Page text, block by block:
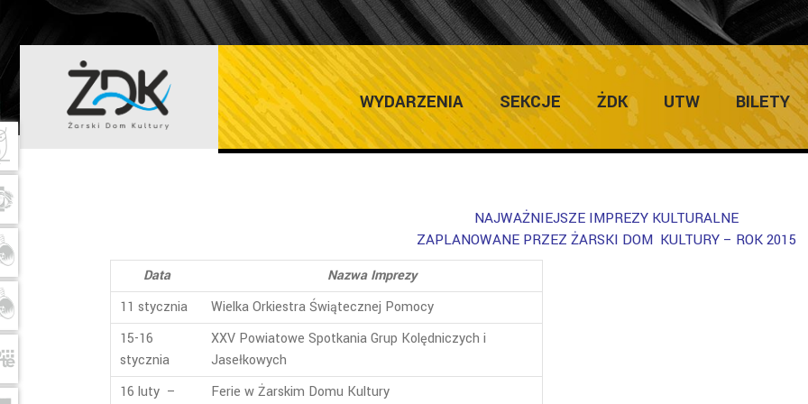
WYDARZENIA SEKCJE ŻDK UTW BILETY
IMPREZY CYKLICZNE W 2015 ROKU
NAJWAŻNIEJSZE IMPREZY KULTURALNE
ZAPLANOWANE PRZEZ ŻARSKI DOM KULTURY – ROK 2015
Data
Nazwa Imprezy
11 stycznia
Wielka Orkiestra Świątecznej Pomocy
15-16
stycznia
XXV Powiatowe Spotkania Grup Kolędniczych i
Jasełkowych
16 luty –
Ferie w Żarskim Domu Kultury